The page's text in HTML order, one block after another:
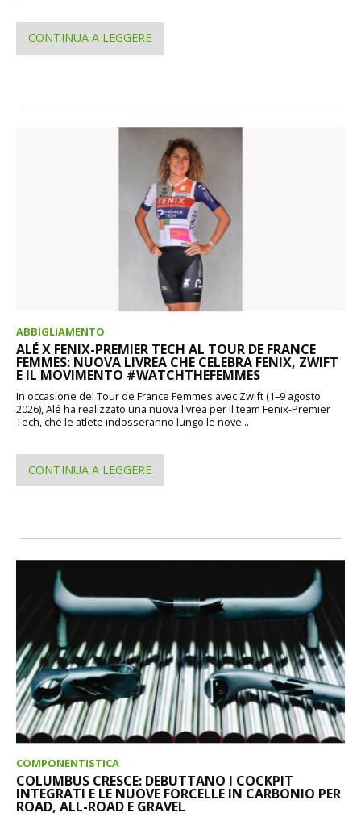
CONTINUA A LEGGERE
ABBIGLIAMENTO
ALÉ X FENIX-PREMIER TECH AL TOUR DE FRANCE
FEMMES: NUOVA LIVREA CHE CELEBRA FENIX, ZWIFT
E IL MOVIMENTO #WATCHTHEFEMMES
In occasione del Tour de France Femmes avec Zwift (1–9 agosto
2026), Alé ha realizzato una nuova livrea per il team Fenix-Premier
Tech, che le atlete indosseranno lungo le nove...
CONTINUA A LEGGERE
COMPONENTISTICA
COLUMBUS CRESCE: DEBUTTANO I COCKPIT
INTEGRATI E LE NUOVE FORCELLE IN CARBONIO PER
ROAD, ALL-ROAD E GRAVEL